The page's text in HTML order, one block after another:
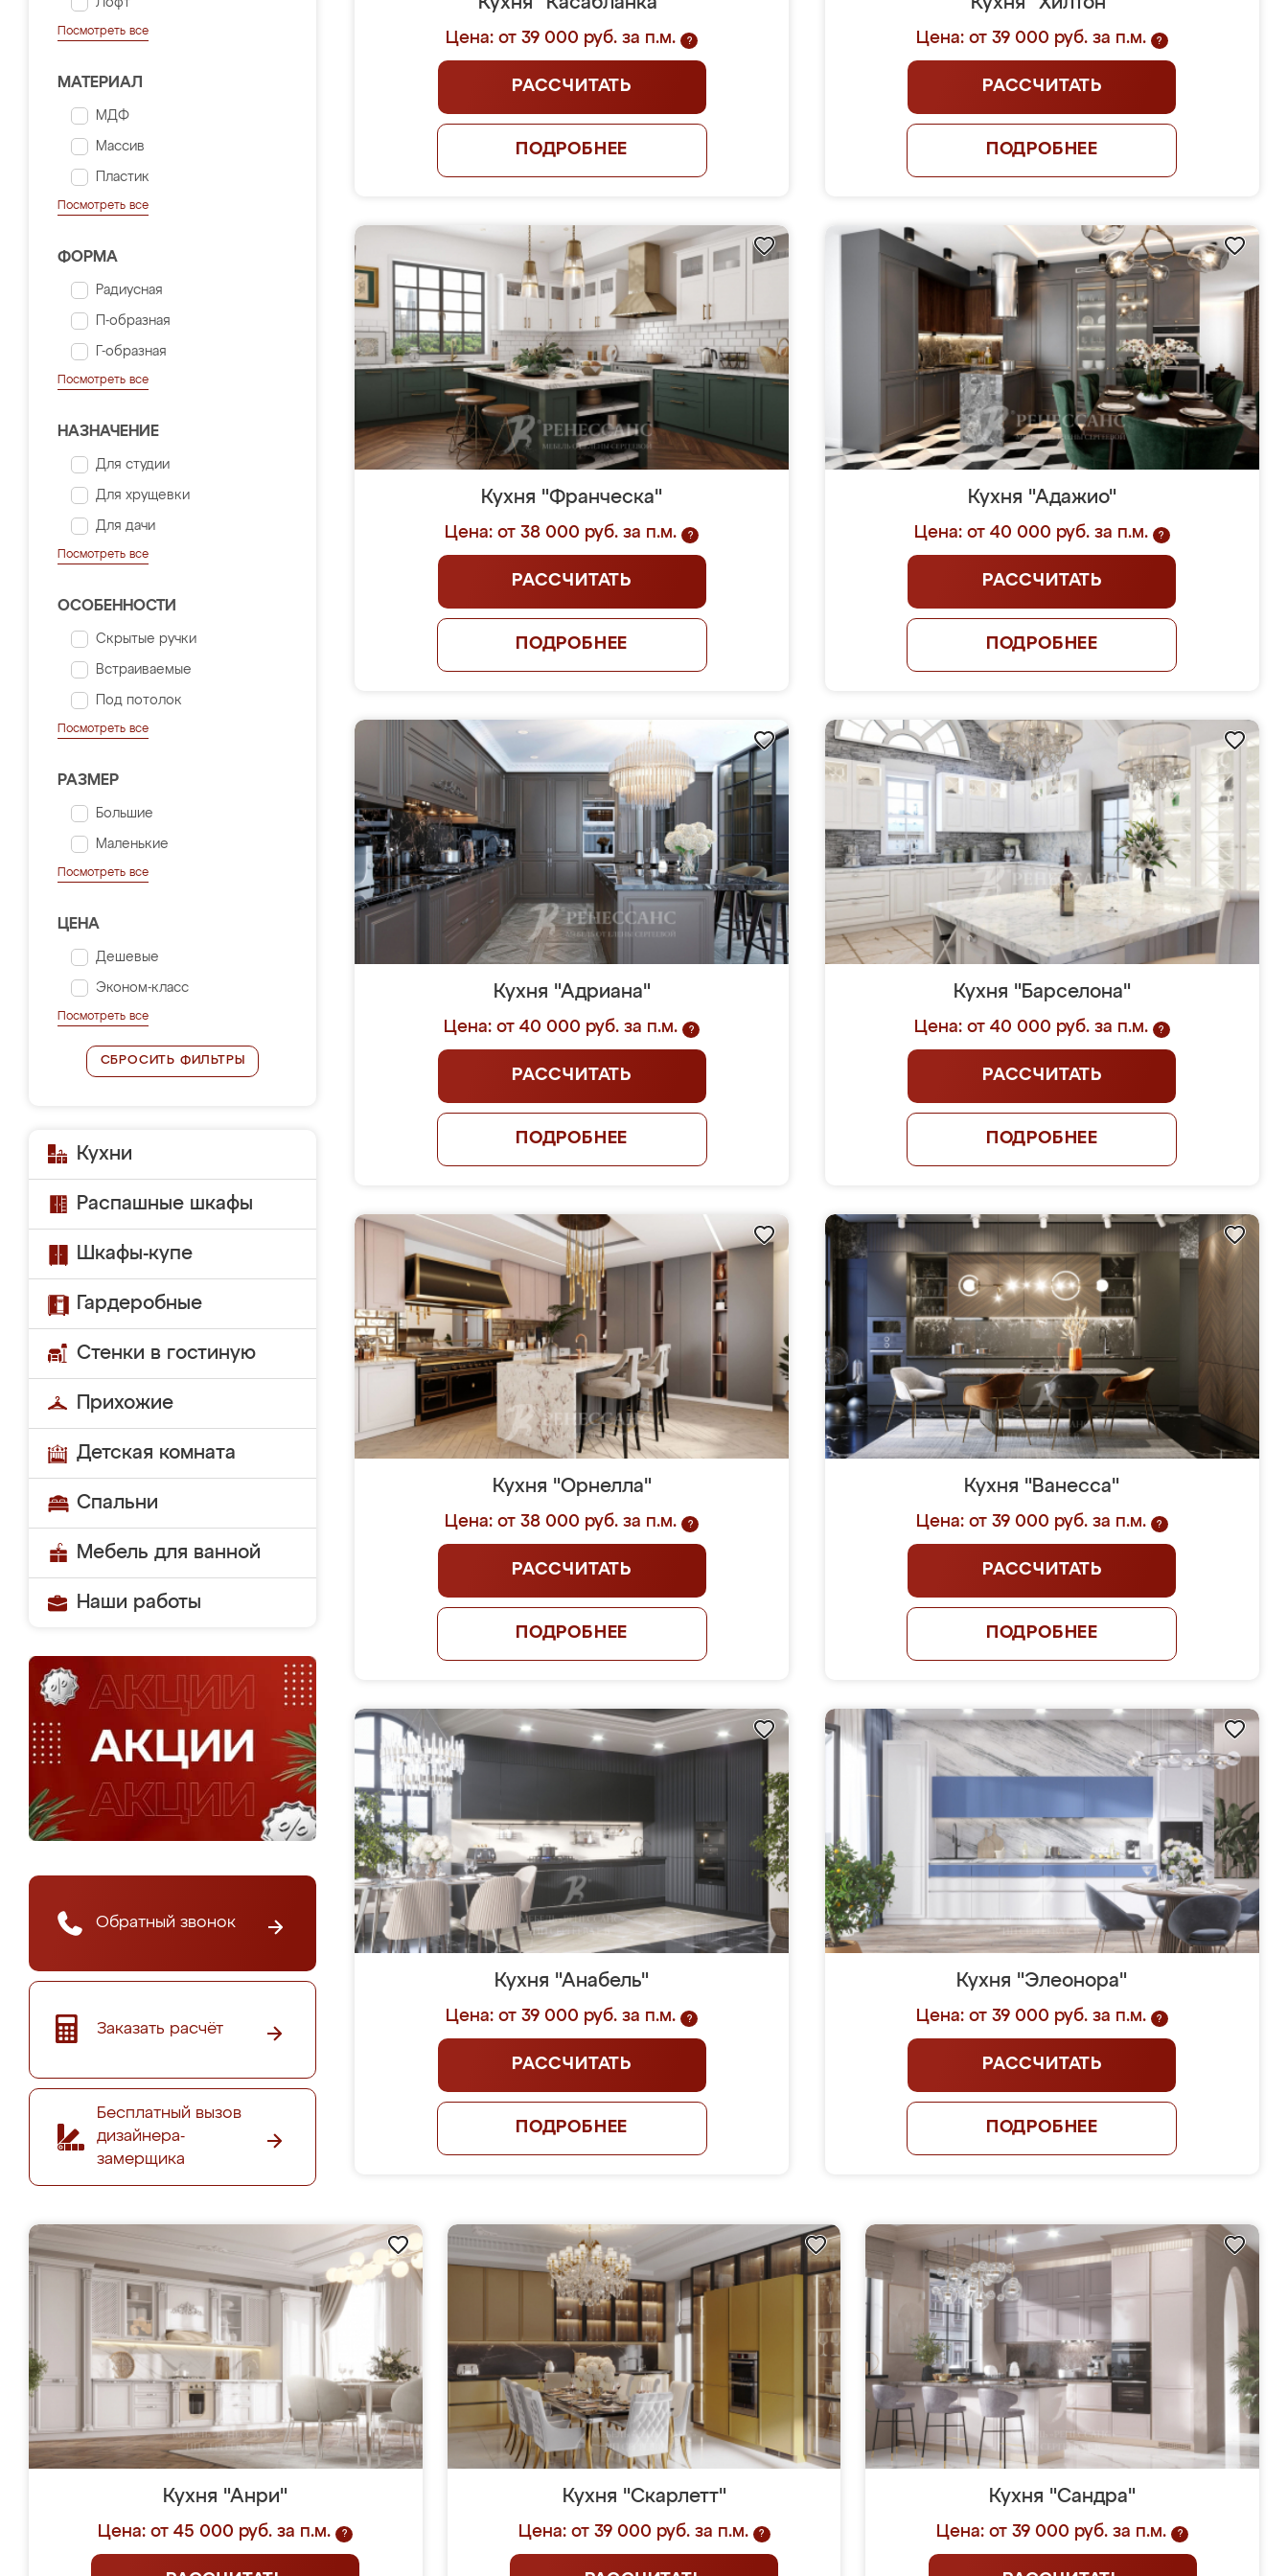
Лофт
Посмотреть все
МАТЕРИАЛ
МДФ
Массив
Пластик
Посмотреть все
ФОРМА
Радиусная
П-образная
Г-образная
Посмотреть все
НАЗНАЧЕНИЕ
Для студии
Для хрущевки
Для дачи
Посмотреть все
ОСОБЕННОСТИ
Скрытые ручки
Встраиваемые
Под потолок
Посмотреть все
РАЗМЕР
Большие
Маленькие
Посмотреть все
ЦЕНА
Дешевые
Эконом-класс
Посмотреть все
СБРОСИТЬ ФИЛЬТРЫ
Кухни
Распашные шкафы
Шкафы-купе
Гардеробные
Стенки в гостиную
Прихожие
Детская комната
Спальни
Мебель для ванной
Наши работы
Обратный звонок
Заказать расчёт
Бесплатный вызов
дизайнера-
замерщика
Цена: от 39 000 руб. за п.м. ?
РАССЧИТАТЬ
ПОДРОБНЕЕ
Цена: от 39 000 руб. за п.м. ?
РАССЧИТАТЬ
ПОДРОБНЕЕ
Кухня "Франческа"
Цена: от 38 000 руб. за п.м. ?
РАССЧИТАТЬ
ПОДРОБНЕЕ
Кухня "Адажио"
Цена: от 40 000 руб. за п.м. ?
РАССЧИТАТЬ
ПОДРОБНЕЕ
Кухня "Адриана"
Цена: от 40 000 руб. за п.м. ?
РАССЧИТАТЬ
ПОДРОБНЕЕ
Кухня "Барселона"
Цена: от 40 000 руб. за п.м. ?
РАССЧИТАТЬ
ПОДРОБНЕЕ
Кухня "Орнелла"
Цена: от 38 000 руб. за п.м. ?
РАССЧИТАТЬ
ПОДРОБНЕЕ
Кухня "Ванесса"
Цена: от 39 000 руб. за п.м. ?
РАССЧИТАТЬ
ПОДРОБНЕЕ
Кухня "Анабель"
Цена: от 39 000 руб. за п.м. ?
РАССЧИТАТЬ
ПОДРОБНЕЕ
Кухня "Элеонора"
Цена: от 39 000 руб. за п.м. ?
РАССЧИТАТЬ
ПОДРОБНЕЕ
Кухня "Анри"
Цена: от 45 000 руб. за п.м. ?
Кухня "Скарлетт"
Цена: от 39 000 руб. за п.м. ?
Кухня "Сандра"
Цена: от 39 000 руб. за п.м. ?